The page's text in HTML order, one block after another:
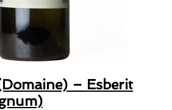
– Esberit